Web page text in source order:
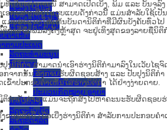
ແຂວງ ເຊກອງ
ແຂວງ ໄຊຍະບູລີ
ແຂວງ ໄຊສົມບູນ
ຄໍາເຫັນ
ຕາມປະເພດ
ລັດຖະທໍາມະນູນ
ກົດໝາຍ
ກົດໝາຍ
ປະມວນກົດໝາຍ ແພ່ງ
ປະມວນກົດໝາຍ ອາຍາ
ມະຕິຕົກລົງ
ລັດຖະບັນຍັດ
ລັດຖະດໍາລັດ
ເປັນທາງການນີ້ ສາມາດເປີດເບິ່ງ, ພິມ ແລະ ບັນຈຸລົ
ອກະສານທີ່ຢູ່ໃນຮູບແບບດັ່ງກ່າວນີ້ ແມ່ນສຳລັບໃຊ້ເປັ
ນສະແດງໃຫ້ເຫັນບັນດານິຕິກຳທີ່ມີຜົນບັງຄັບທົ່ວໄ
ກຳທີ່ຖືກພິມລົງຄັ້ງຫຼ້າສຸດ ຈະຢູ່ເທິງສຸດຂອງລາຍຊື່ນິຕິ
ນິຕິກຳ ສາມາດນຳເອົາຮ່າງນິຕິກຳມາລົງໃນ​ເວັບ​
ຈາກນັ້ນ ອົງການຮັບຜິດຊອບສ້າງ ແລະ ປັບປຸງນິຕິກໍ
າປະກອບຄໍາເຫັນໃສ່ຮ່າງນິຕິກຳ ໄດ້ຢ່າງງ່າຍດາຍ.
ກຳດັ່ງກ່າວ ແມ່ນຈະຖືກສົ່ງໄປຫາຄະນະຮັບຜິດຊອບຮ່
ຂອງໜ້ານີ້ ເພື່ອເບີ່ງຮ່າງນິຕິກໍາ ສໍາລັບການປະກອບ